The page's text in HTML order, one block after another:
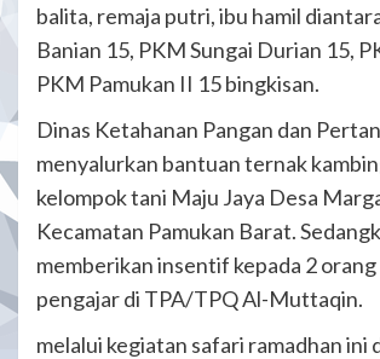
balita, remaja putri, ibu hamil
Banian 15, PKM Sungai Durian 15,
PKM Pamukan II 15 bingkisan.
Dinas Ketahanan Pangan dan
menyalurkan bantuan ternak
kelompok tani Maju Jaya Desa
Kecamatan Pamukan Barat.
memberikan insentif kepada 2
pengajar di TPA/TPQ Al-Muttaqin.
melalui kegiatan safari ramadhan ini